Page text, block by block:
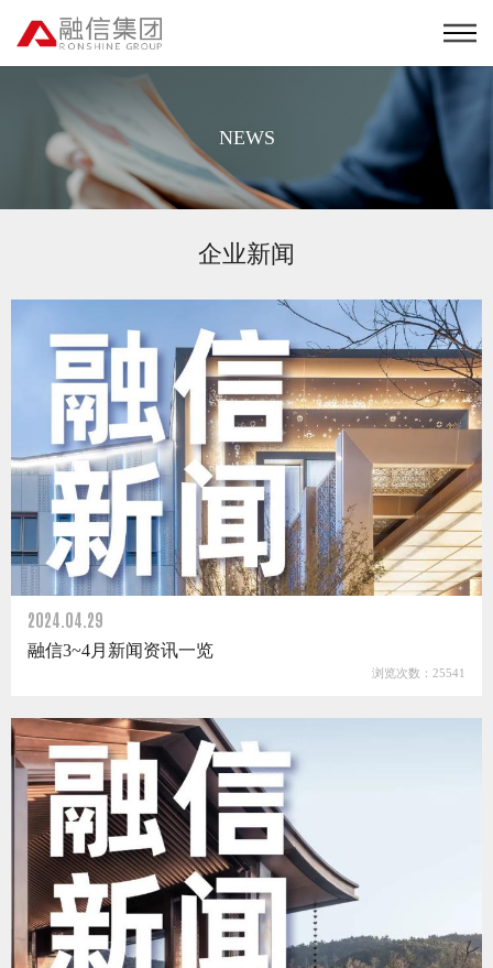
NEWS
企业新闻
2024.04.29
融信3~4月新闻资讯一览
浏览次数：25541